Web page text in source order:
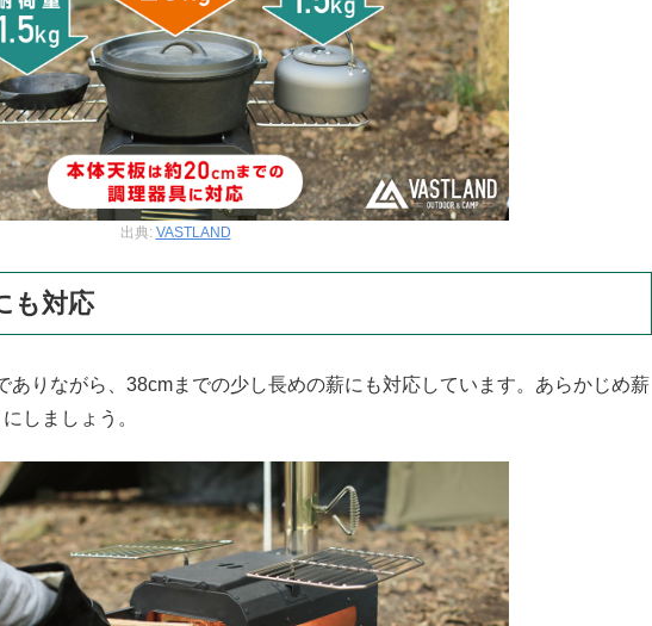
出典: VASTLAND
も対応
ありながら、38cmまでの少し長めの薪にも対応しています。あらかじめ薪
しましょう。